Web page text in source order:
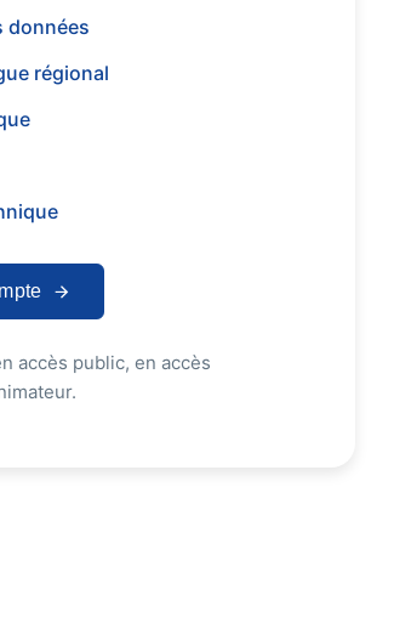
données
régional
accès public, en accès